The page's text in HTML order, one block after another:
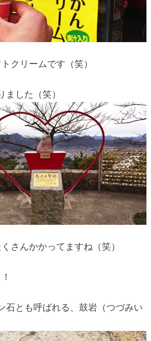
クリームです（笑）
ました（笑）
さんかかってますね（笑）
石とも呼ばれる、鼓岩（つづみい